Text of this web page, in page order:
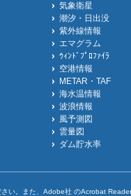
気象衛星
潮汐・日出没
紫外線情報
エマグラム
ｳｨﾝﾄﾞﾌﾟﾛﾌｧｲﾗ
空港情報
METAR・TAF
海水温情報
波浪情報
風予測図
雲量図
ダム貯水率
い。また、Adobe社 のAcrobat